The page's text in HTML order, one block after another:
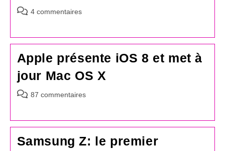
Commentaires
publication :
4 commentaires
Apple présente iOS 8 et met à
jour Mac OS X
Commentaires
publication :
87 commentaires
Samsung Z: le premier